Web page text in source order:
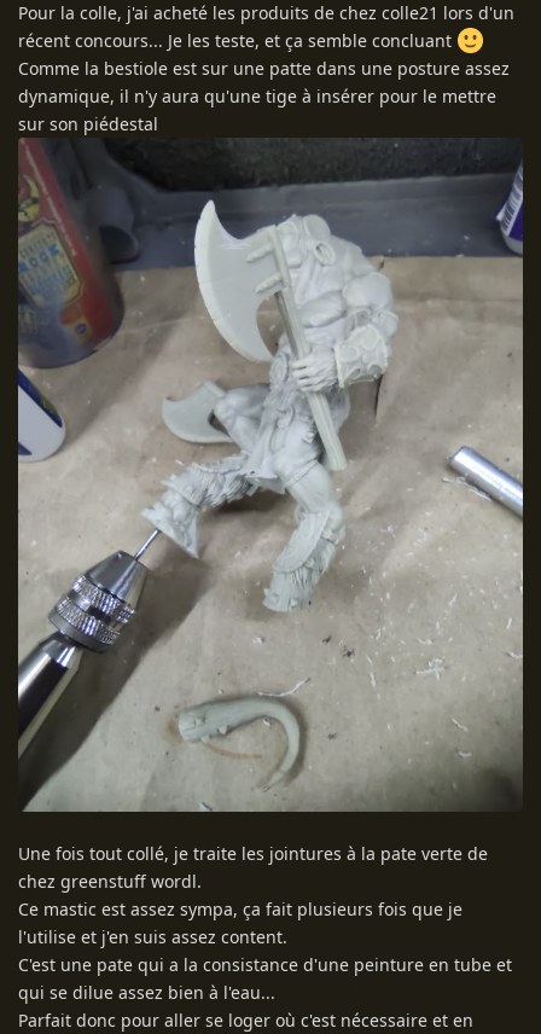
Pour la colle, j'ai acheté les produits de chez colle21 lors d'un
récent concours... Je les teste, et ça semble concluant
Comme la bestiole est sur une patte dans une posture assez
dynamique, il n'y aura qu'une tige à insérer pour le mettre
sur son piédestal
Une fois tout collé, je traite les jointures à la pate verte de
chez greenstuff wordl.
Ce mastic est assez sympa, ça fait plusieurs fois que je
l'utilise et j'en suis assez content.
C'est une pate qui a la consistance d'une peinture en tube et
qui se dilue assez bien à l'eau...
Parfait donc pour aller se loger où c'est nécessaire et en